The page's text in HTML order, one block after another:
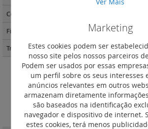
Canhões de
Ordenar por
Comando e sinalização
Fichas e tomadas industriais(164)
Transformadores(3)
Marketing
Estes cookies podem ser
nosso site pelos nossos parceiros
Podem ser usados por essas
um perfil sobre os seus interesses
anúncios relevantes em outros
armazenam diretamente
são baseados na identificação
navegador e dispositivo de internet.
estes cookies, terá menos